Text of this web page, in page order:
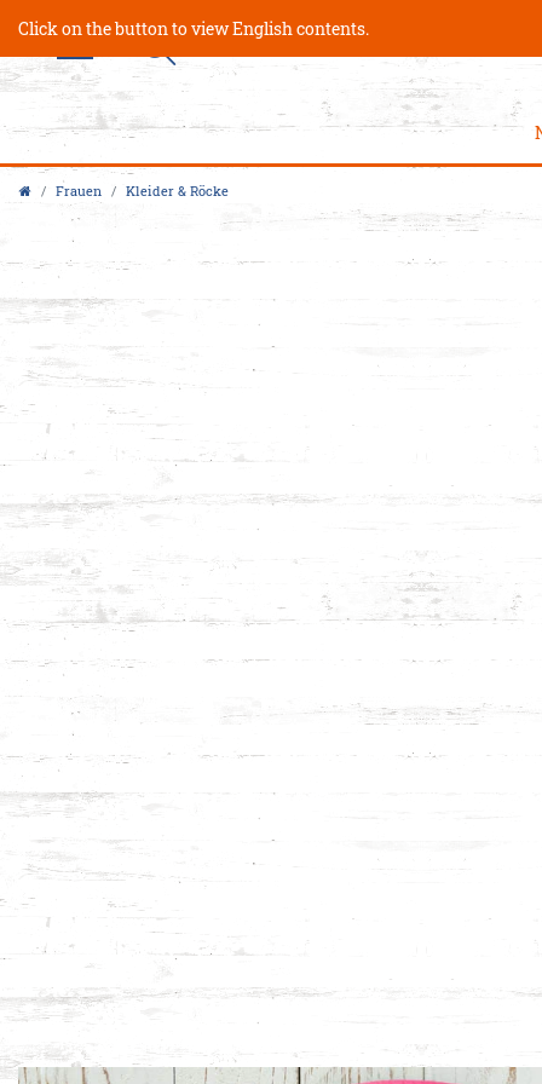
Click on the button to view English contents.
Frauen Kleider & Röcke